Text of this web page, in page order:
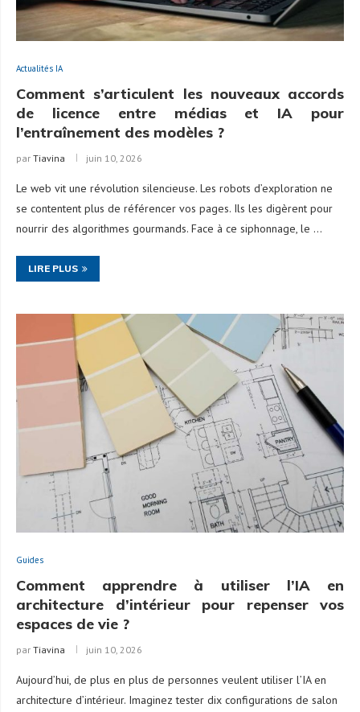
Actualités IA
Comment s’articulent les nouveaux accords
de licence entre médias et IA pour
l’entraînement des modèles ?
par Tiavina juin 10, 2026
Le web vit une révolution silencieuse. Les robots d’exploration ne
se contentent plus de référencer vos pages. Ils les digèrent pour
nourrir des algorithmes gourmands. Face à ce siphonnage, le …
LIRE PLUS
Guides
Comment apprendre à utiliser l’IA en
architecture d’intérieur pour repenser vos
espaces de vie ?
par Tiavina juin 10, 2026
Aujourd’hui, de plus en plus de personnes veulent utiliser l’IA en
architecture d’intérieur. Imaginez tester dix configurations de salon